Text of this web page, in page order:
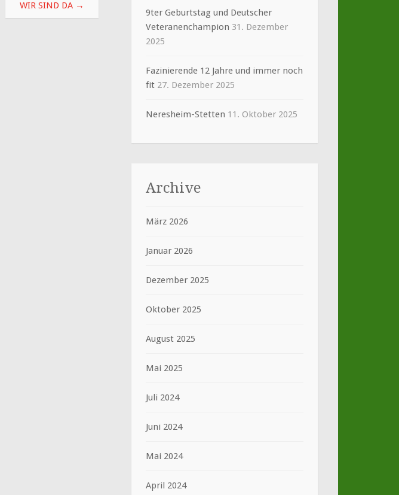
WIR SIND DA →
9ter Geburtstag und Deutscher
Veteranenchampion 31. Dezember
2025
Fazinierende 12 Jahre und immer noch
fit 27. Dezember 2025
Neresheim-Stetten 11. Oktober 2025
Archive
März 2026
Januar 2026
Dezember 2025
Oktober 2025
August 2025
Mai 2025
Juli 2024
Juni 2024
Mai 2024
April 2024